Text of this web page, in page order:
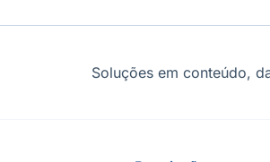
Soluções em conteúdo,